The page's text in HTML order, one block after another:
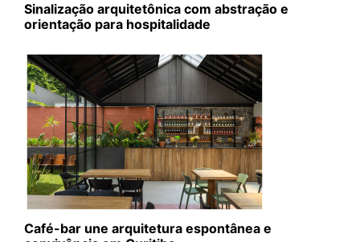
Sinalização arquitetônica com abstração e
orientação para hospitalidade
Café-bar une arquitetura espontânea e